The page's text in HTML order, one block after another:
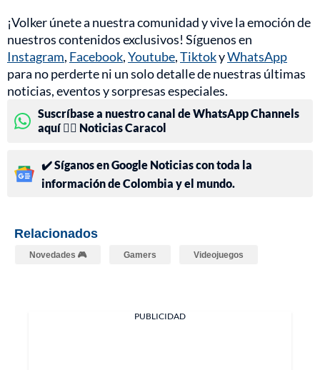
¡Volker únete a nuestra comunidad y vive la emoción de
nuestros contenidos exclusivos! Síguenos en
Instagram, Facebook,Youtube,TiktokyWhatsApp
para no perderte ni un solo detalle de nuestras últimas
noticias, eventos y sorpresas especiales.
Suscríbase a nuestro canal de WhatsApp Channels
aquí 👉🏻 Noticias Caracol
✔️ Síganos en Google Noticias con toda la
información de Colombia y el mundo.
Relacionados
Novedades 🎮 Gamers Videojuegos
PUBLICIDAD